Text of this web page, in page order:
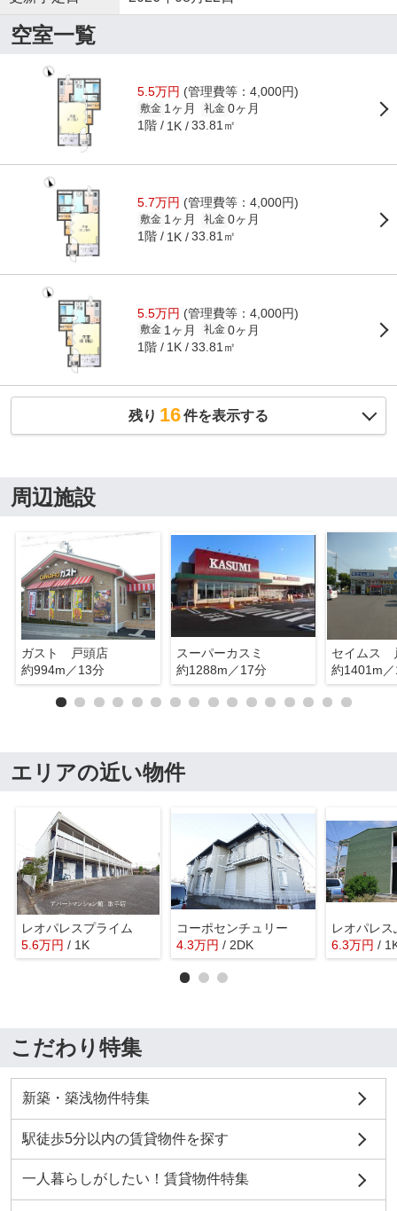
空室一覧
5.5万円 (管理費等：4,000円)
敷金 1ヶ月 礼金 0ヶ月
1階 1K 33.81㎡
5.7万円 (管理費等：4,000円)
敷金 1ヶ月 礼金 0ヶ月
1階 1K 33.81㎡
5.5万円 (管理費等：4,000円)
敷金 1ヶ月 礼金 0ヶ月
1階 1K 33.81㎡
残り 16件を表示する
周辺施設
ガスト 戸頭店
約994m／13分
スーパーカスミ
約1288m／17分
セイムス
約1401m
エリアの近い物件
レオパレスプライム
5.6万円 / 1K
コーポセンチュリー
4.3万円 / 2DK
レオパレ
6.3万円 /
こだわり特集
新築・築浅物件特集
駅徒歩5分以内の賃貸物件を探す
一人暮らしがしたい！賃貸物件特集